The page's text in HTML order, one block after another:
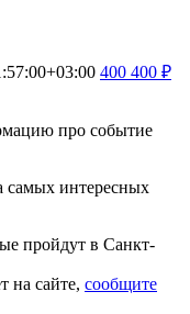
400 400 ₽
про событие
интересных
пройдут в Санкт-
на сайте, сообщите